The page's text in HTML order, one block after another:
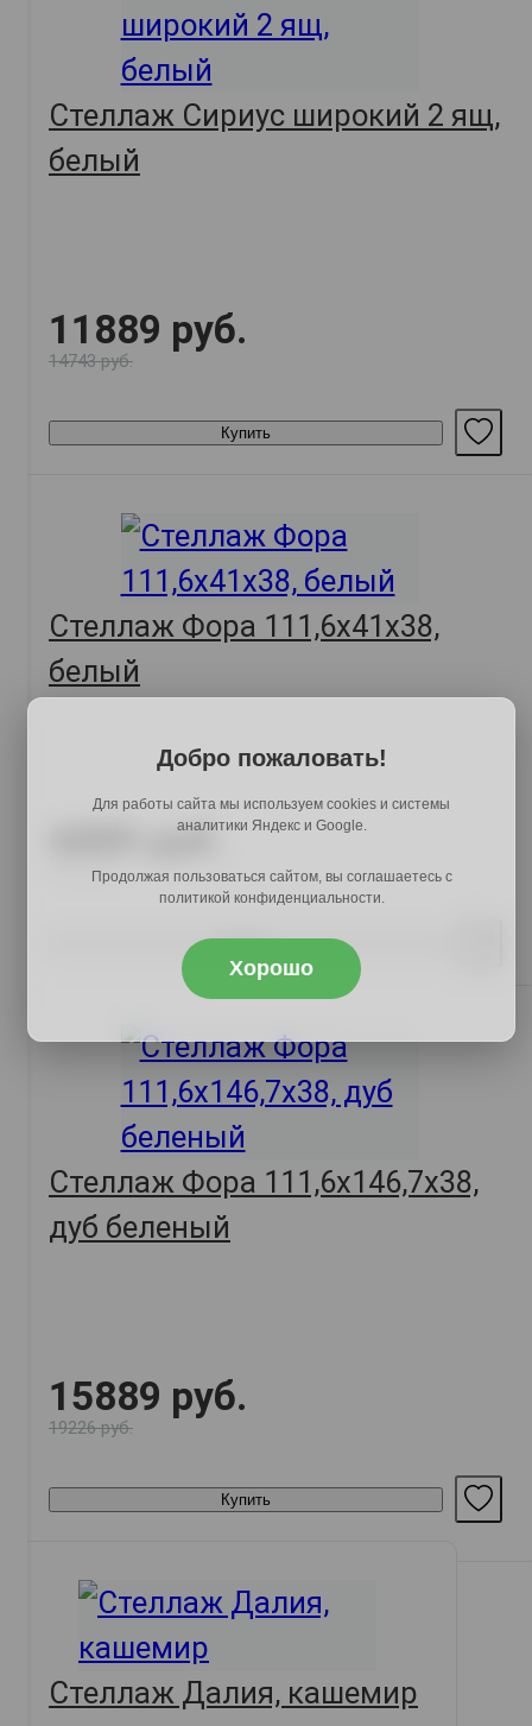
Стеллаж Сириус широкий 2 ящ,
белый
11889 руб.
14743 руб.
Купить
Стеллаж Фора 111,6х41х38,
белый
6889 руб.
8543 руб.
Купить
Стеллаж Фора 111,6х146,7х38,
дуб беленый
15889 руб.
19226 руб.
Купить
Стеллаж Далия, кашемир
Добро пожаловать!
Для работы сайта мы используем cookies и системы
аналитики Яндекс и Google.
Продолжая пользоваться сайтом, вы соглашаетесь с
политикой конфиденциальности.
Хорошо